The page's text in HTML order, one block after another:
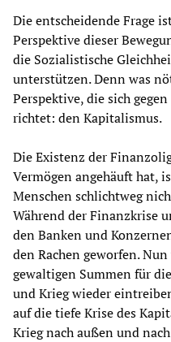
Die entscheidende Frage
Perspektive dieser
die Sozialistische
unterstützen. Denn was
Perspektive, die sich
richtet: den Kapitalismus.
Die Existenz der
Vermögen angehäuft hat,
Menschen schlichtweg
Während der Finanzkrise
den Banken und
den Rachen geworfen.
gewaltigen Summen für
und Krieg wieder
auf die tiefe Krise des
Krieg nach außen und